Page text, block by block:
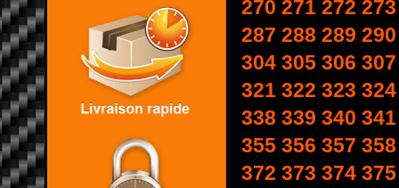
270 271 272 273
287 288 289 290
304 305 306 307
321 322 323 324
338 339 340 341
355 356 357 358
372 373 374 375